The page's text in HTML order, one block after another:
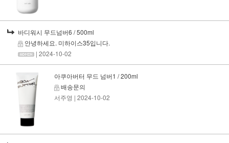
바디워시 무드넘버6 / 500ml
안녕하세요. 미하이스35입니다.
| 2024-10-02
아쿠아버터 무드 넘버1 / 200ml
배송문의
서주영 | 2024-10-02